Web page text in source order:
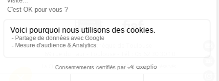
La Cinémathèque de Toulouse
La Cinémathèque de Toulouse © 2015. Tous droits réservés.